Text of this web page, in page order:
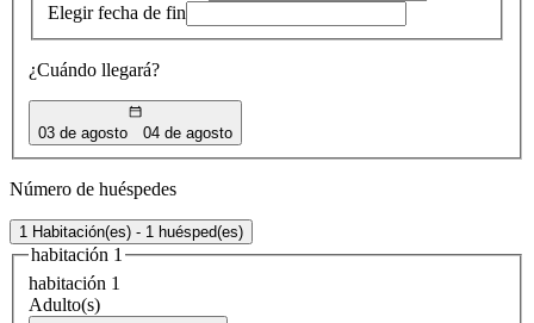
Elegir fecha de fin
¿Cuándo llegará?
03 de agosto 04 de agosto
Número de huéspedes
1 Habitación(es) - 1 huésped(es)
habitación 1
habitación 1
Adulto(s)